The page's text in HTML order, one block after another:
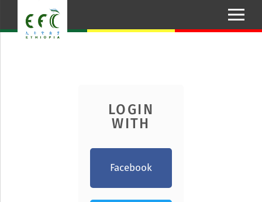
LOGIN
WITH
Facebook